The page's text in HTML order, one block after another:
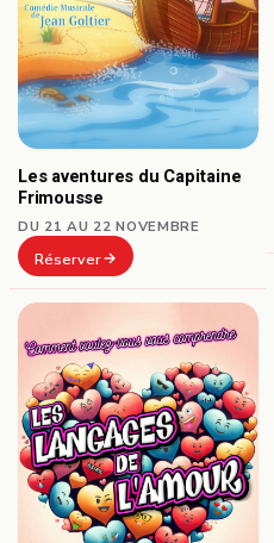
Les aventures du Capitaine
Frimousse
DU 21 AU 22 NOVEMBRE
Réserver